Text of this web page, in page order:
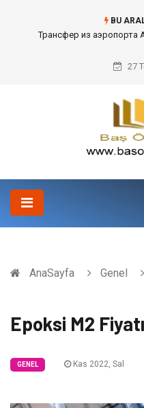
BU
Kafes Sandık ve Peyzaj
27
AnaSayfa Genel
Epoksi M2
GENEL Kas 2022, Sal